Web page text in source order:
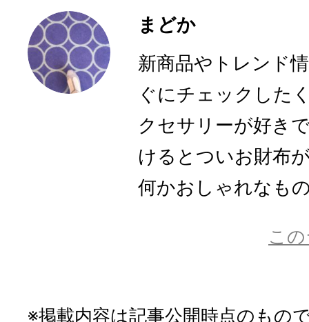
まどか
新商品やトレンド
ぐにチェックした
クセサリーが好き
けるとついお財布
何かおしゃれなも
こ
※掲載内容は記事公開時点のもの